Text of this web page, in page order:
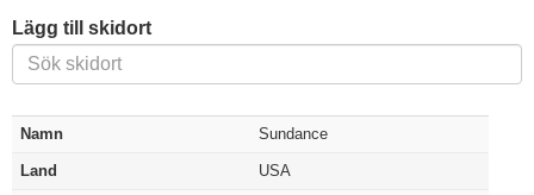
Lägg till skidort
Namn Sundance
Land USA